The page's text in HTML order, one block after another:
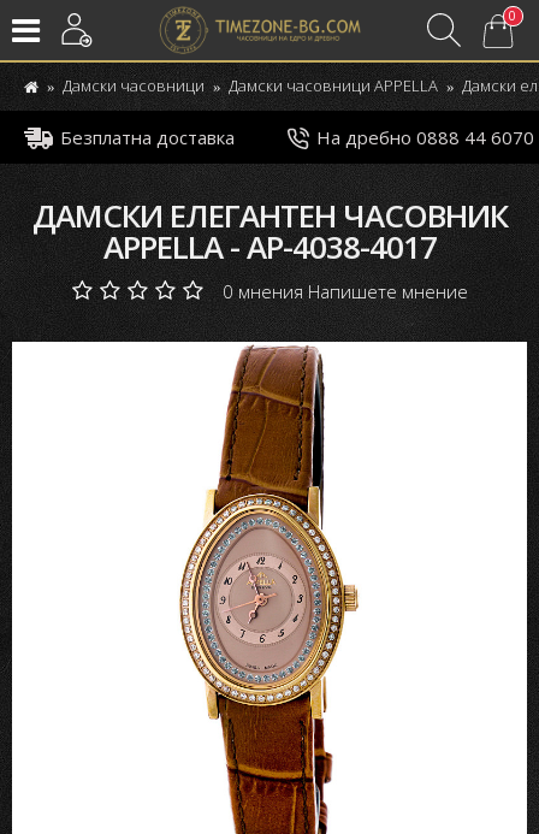
0
Дамски часовници Дамски часовници APPELLA Дамски
Безплатна доставка На дребно 0888 44 6070
ДАМСКИ ЕЛЕГАНТЕН ЧАСОВНИК
APPELLA - AP-4038-4017
0 мнения Напишете мнение